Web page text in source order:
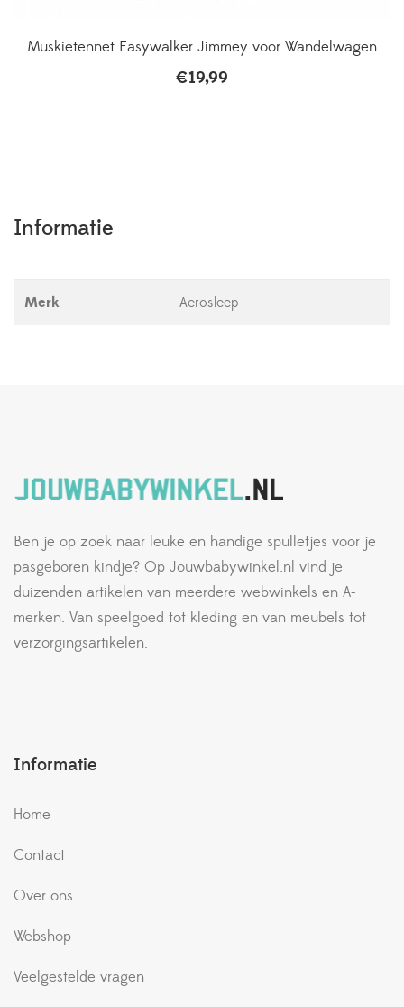
Muskietennet Easywalker Jimmey voor Wandelwagen
€19,99
Informatie
Merk Aerosleep
Ben je op zoek naar leuke en handige spulletjes voor je
pasgeboren kindje? Op Jouwbabywinkel.nl vind je
duizenden artikelen van meerdere webwinkels en A-
merken. Van speelgoed tot kleding en van meubels tot
verzorgingsartikelen.
Informatie
Home
Contact
Over ons
Webshop
Veelgestelde vragen